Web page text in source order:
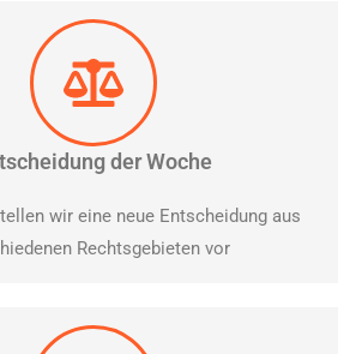
der Woche
wir eine neue Entscheidung aus
Rechtsgebieten vor